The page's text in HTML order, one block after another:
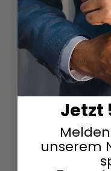
Jetzt
unserem